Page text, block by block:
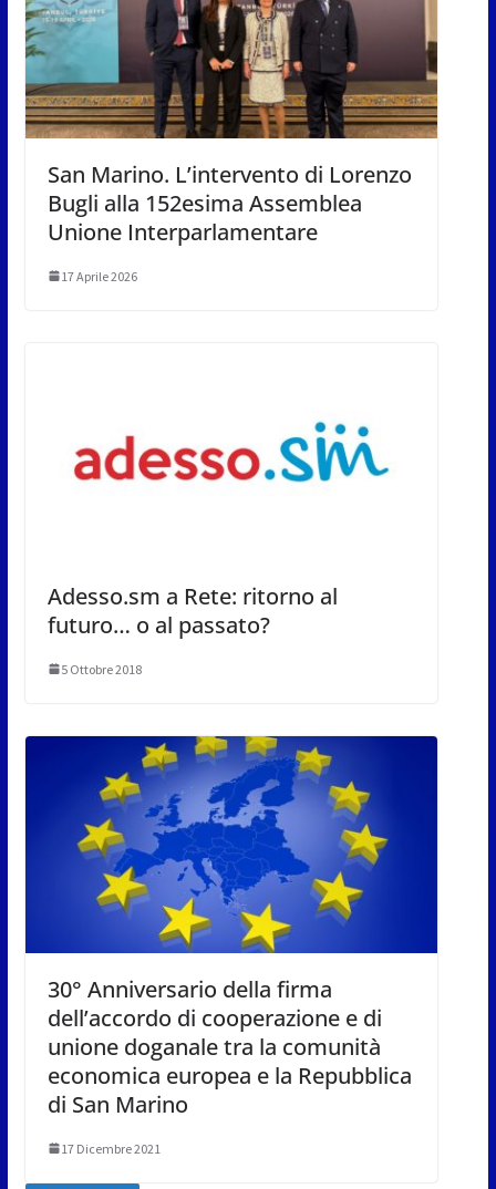
San Marino. L’intervento di Lorenzo
Bugli alla 152esima Assemblea
Unione Interparlamentare
17 Aprile 2026
Adesso.sm a Rete: ritorno al
futuro… o al passato?
5 Ottobre 2018
30° Anniversario della firma
dell’accordo di cooperazione e di
unione doganale tra la comunità
economica europea e la Repubblica
di San Marino
17 Dicembre 2021